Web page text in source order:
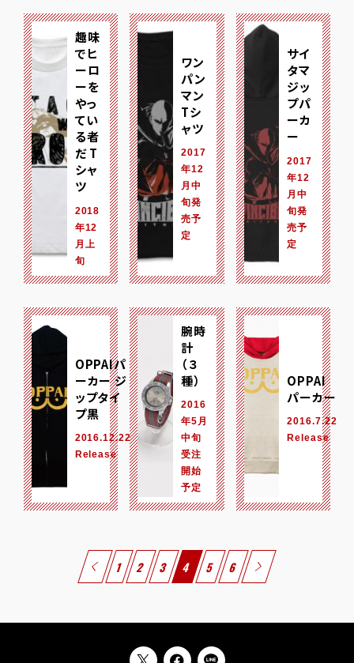
趣味
でヒ
ーロ
ーを
やっ
てい
る者
だ T
シャ
ツ
2018
年12
月上
旬
ワン
パン
マン
Tシ
ャツ
2017
年12
月中
旬発
売予
定
サイ
タマ
ジッ
プパ
ーカ
ー
2017
年12
月中
旬発
売予
定
OPPAIパ
ーカー ジ
ップタイ
プ黒
2016.12.22
Release
腕時
計
（３
種）
2016
年5月
中旬
受注
開始
予定
OPPAI
パーカー
2016.7.22
Release
1 2 3 4 5 6